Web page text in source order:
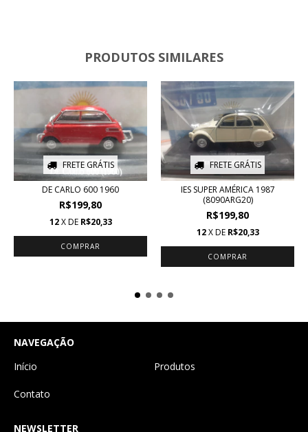
PRODUTOS SIMILARES
FRETE GRÁTIS
DE CARLO 600 1960
R$199,80
12 X DE R$20,33
FRETE GRÁTIS
IES SUPER AMÉRICA 1987
(8090ARG20)
R$199,80
12 X DE R$20,33
NAVEGAÇÃO
Início
Produtos
Contato
NEWSLETTER